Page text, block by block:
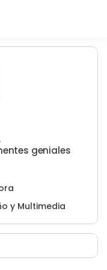
geniales
y Multimedia